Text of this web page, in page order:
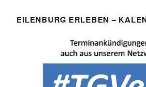
EILENBURG ERLEBEN –